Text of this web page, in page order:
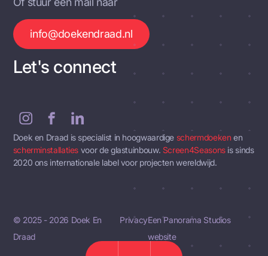
info@doekendraad.nl
Let's connect
Doek en Draad is specialist in hoogwaardige schermdoekenen
scherminstallaties voor de glastuinbouw. Screen4Seasons is sinds
2020 ons internationale label voor projecten wereldwijd.
© 2025 - 2026 Doek En
Draad
PrivacyEen Panorama Studios
website